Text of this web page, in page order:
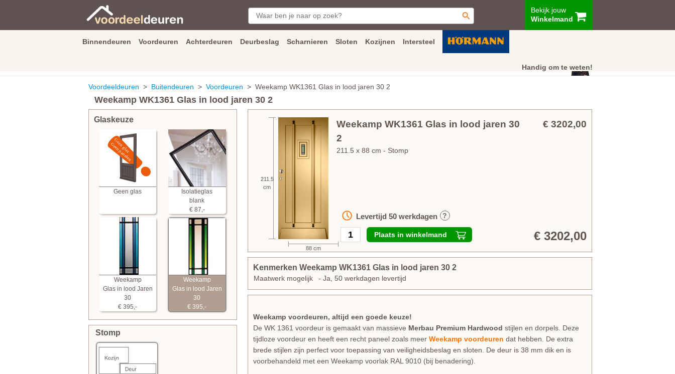
Bekijk jouw
Winkelmand
Binnendeuren Voordeuren Achterdeuren Deurbeslag Scharnieren Sloten Kozijnen Intersteel
Handig om te weten!
Klantenservice
Voordeeldeuren > Buitendeuren > Voordeuren > Weekamp WK1361 Glas in lood jaren 30 2
Weekamp WK1361 Glas in lood jaren 30 2
Glaskeuze
Geen glas
Isolatieglas
blank
€ 87,-
Weekamp
Glas in lood Jaren
30
€ 395,-
Weekamp
Glas in lood Jaren
30
€ 395,-
Stomp
211.5
cm
Weekamp WK1361 Glas in lood jaren 30
2
€ 3202,00
211.5 x 88 cm - Stomp
Plaats in winkelmand
Levertijd 50werkdagen ?
€ 3202,00
88 cm
Kenmerken Weekamp WK1361 Glas in lood jaren 30 2
Maatwerk mogelijk - Ja, 50 werkdagen levertijd
Weekamp voordeuren, altijd een goede keuze!
De WK 1361 voordeur is gemaakt van massieve Merbau Premium Hardwood stijlen en dorpels. Deze
tijdloze voordeur en heeft een recht paneel zoals meer Weekamp voordeuren dat hebben. De extra
brede stijlen zijn perfect voor toepassing van veiligheidsbeslag en sloten. De deur is 38 mm dik en is
voorbehandeld met een Weekamp voorlak RAL 9010 (bij benadering).